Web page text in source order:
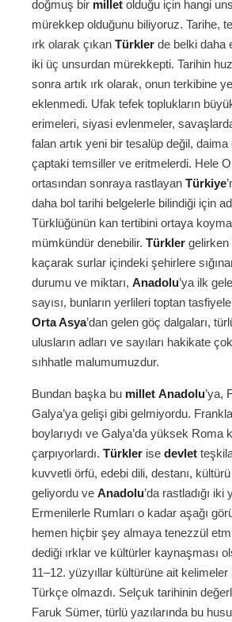
doğmuş bir millet olduğu için hangi
mürekkep olduğunu biliyoruz. Tarihe,
ırk olarak çıkan Türkler de belki daha
iki üç unsurdan mürekkepti. Tarihin
sonra artık ırk olarak, onun terkibine
eklenmedi. Ufak tefek toplukların
erimeleri, siyasi evlenmeler,
falan artık yeni bir tesalüp değil, daima
çaptaki temsiller ve eritmelerdi. Hele
ortasından sonraya rastlayan Türkiye
daha bol tarihi belgelerle bilindiği için
Türklüğünün kan tertibini ortaya
mümkündür denebilir. Türkler gelirken
kaçarak surlar içindeki şehirlere
durumu ve miktarı, Anadolu’ya ilk
sayısı, bunların yerlileri toptan
Orta Asya’dan gelen göç dalgaları,
ulusların adları ve sayıları hakikate
sıhhatle malumumuzdur.
Bundan başka bu millet Anadolu’ya,
Galya’ya gelişi gibi gelmiyordu.
boylarıydı ve Galya’da yüksek Roma
çarpıyorlardı. Türkler ise devlet
kuvvetli örfü, edebi dili, destanı,
geliyordu ve Anadolu’da rastladığı
Ermenilerle Rumları o kadar aşağı
hemen hiçbir şey almaya tenezzül
dediği ırklar ve kültürler kaynaşması
11–12. yüzyıllar kültürüne ait
Türkçe olmazdı. Selçuk tarihinin
Faruk Sümer, türlü yazılarında bu